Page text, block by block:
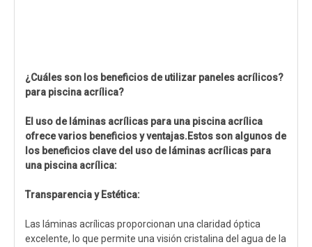
¿Cuáles son los beneficios de utilizar paneles acrílicos?
para piscina acrílica?
El uso de láminas acrílicas para una piscina acrílica
ofrece varios beneficios y ventajas.Estos son algunos de
los beneficios clave del uso de láminas acrílicas para
una piscina acrílica:
Transparencia y Estética:
Las láminas acrílicas proporcionan una claridad óptica
excelente, lo que permite una visión cristalina del agua de la